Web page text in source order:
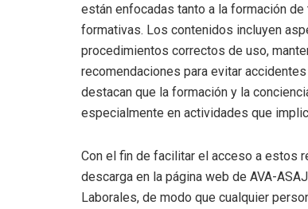
están enfocadas tanto a la formación
formativas. Los contenidos incluyen
procedimientos correctos de uso,
recomendaciones para evitar
destacan que la formación y la
especialmente en actividades que
Con el fin de facilitar el acceso a estos
descarga en la página web de AVA-
Laborales, de modo que cualquier